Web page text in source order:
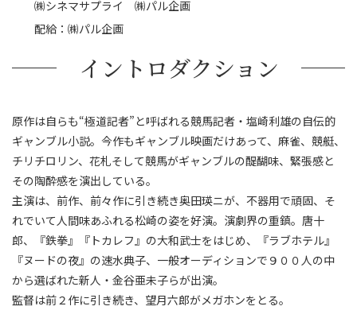
㈱シネマサプライ ㈱パル企画
配給：㈱パル企画
イントロダクション
原作は自らも“極道記者”と呼ばれる競馬記者・塩崎利雄の自伝的
ギャンブル小説。今作もギャンブル映画だけあって、麻雀、競艇、
チリチロリン、花札そして競馬がギャンブルの醍醐味、緊張感と
その陶酔感を演出している。
主演は、前作、前々作に引き続き奥田瑛ニが、不器用で頑固、そ
れでいて人間味あふれる松崎の姿を好演。演劇界の重鎮。唐十
郎、『鉄拳』『トカレフ』の大和武士をはじめ、『ラブホテル』
『ヌードの夜』の速水典子、一般オーディションで９００人の中
から選ばれた新人・金谷亜未子らが出演。
監督は前２作に引き続き、望月六郎がメガホンをとる。